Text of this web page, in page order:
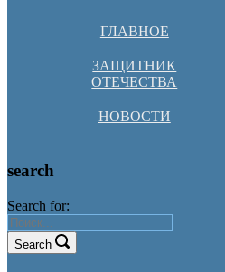
ГЛАВНОЕ
ЗАЩИТНИК
ОТЕЧЕСТВА
НОВОСТИ
search
Search for:
Search